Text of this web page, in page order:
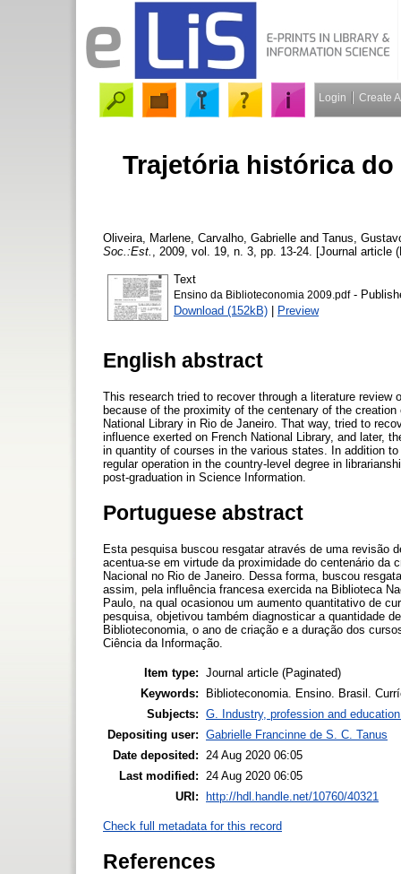
Login Create
Trajetória histórica
Oliveira, Marlene Carvalho, Gabrielle and Tanus,
Soc.:Est.
, 2009, vol. 19, n. 3, pp. 13-24. [Journal article
Text
Ensino da Biblioteconomia 2009.pdf-
Download (152kB) | Preview
English abstract
This research tried to recover through a literature
because of the proximity of the centenary of the
National Library in Rio de Janeiro. That way, tried to
influence exerted on French National Library, and later,
in quantity of courses in the various states. In addition
regular operation in the country-level degree in
post-graduation in Science Information.
Portuguese abstract
Esta pesquisa buscou resgatar através de uma revisão
acentua-se em virtude da proximidade do centenário da
Nacional no Rio de Janeiro. Dessa forma, buscou
assim, pela influência francesa exercida na Biblioteca
Paulo, na qual ocasionou um aumento quantitativo de
pesquisa, objetivou também diagnosticar a quantidade
Biblioteconomia, o ano de criação e a duração dos
Ciência da Informação.
Item type: Journal article (Paginated)
Keywords:
Biblioteconomia. Ensino. Brasil.
Subjects: G. Industry, profession and
Depositing user: Gabrielle Francinne de S. C. Tanus
Date deposited:
24 Aug 2020 06:05
Last modified:
24 Aug 2020 06:05
URI:
http://hdl.handle.net/10760/40321
Check full metadata for this record
References